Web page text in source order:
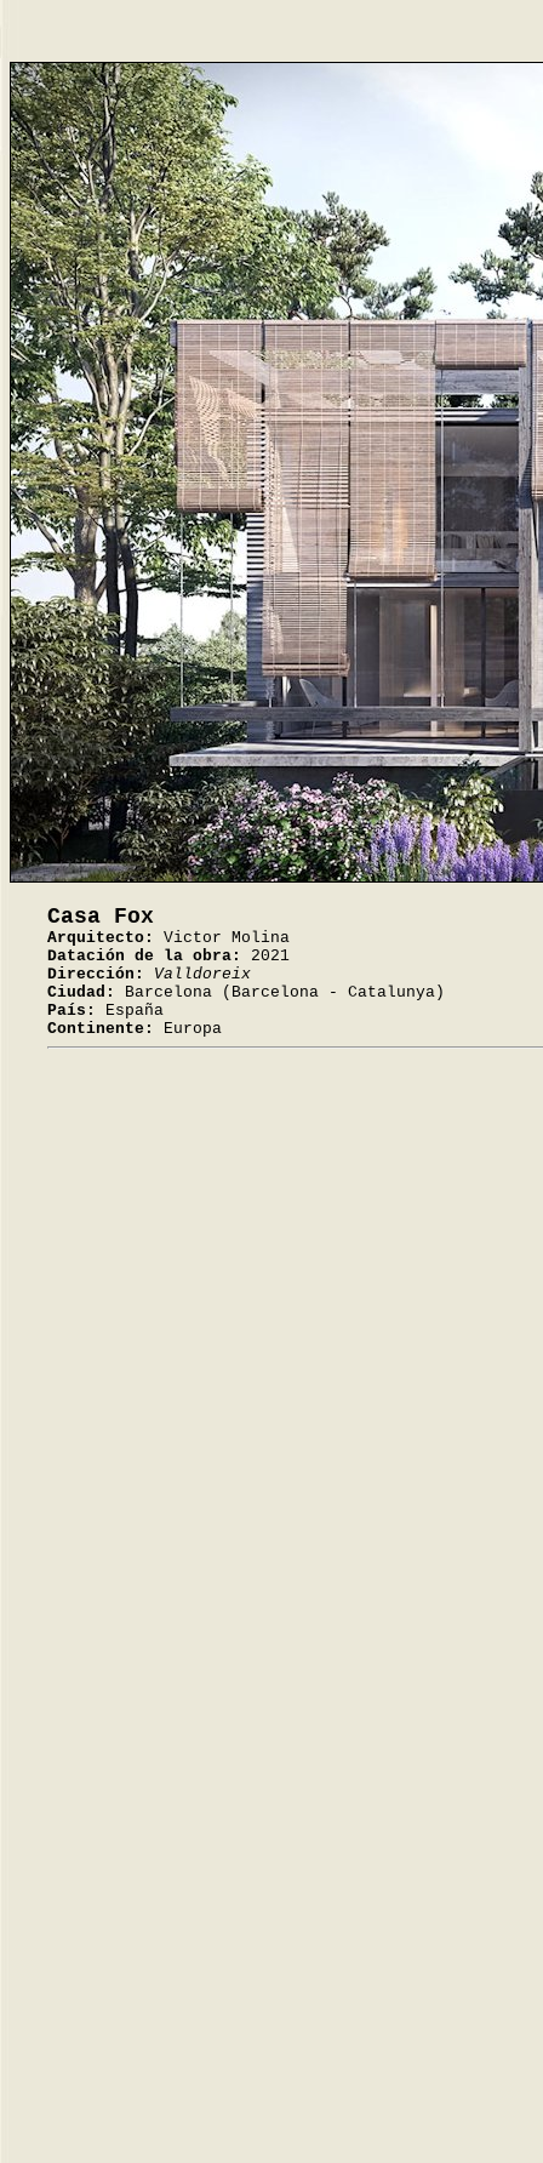
Casa Fox
Arquitecto:
Victor Molina
Datación de la obra:
2021
Dirección:
Valldoreix
Ciudad:
Barcelona (Barcelona - Catalunya)
País:
España
Continente:
Europa